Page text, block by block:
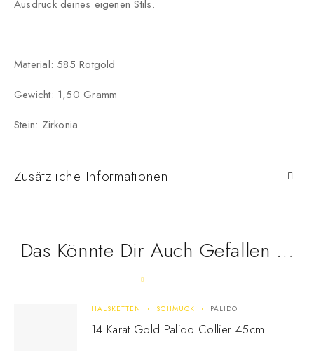
Ausdruck deines eigenen Stils.
Material: 585 Rotgold
Gewicht: 1,50 Gramm
Stein: Zirkonia
Zusätzliche Informationen
Das Könnte Dir Auch Gefallen …
HALSKETTEN SCHMUCK PALIDO
14 Karat Gold Palido Collier 45cm